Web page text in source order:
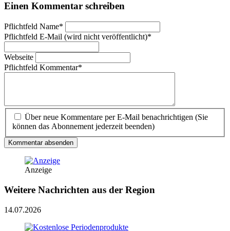
Einen Kommentar schreiben
Pflichtfeld Name*
Pflichtfeld E-Mail (wird nicht veröffentlicht)*
Webseite
Pflichtfeld Kommentar*
Über neue Kommentare per E-Mail benachrichtigen (Sie
können das Abonnement jederzeit beenden)
Kommentar absenden
Anzeige
Weitere Nachrichten aus der Region
14.07.2026